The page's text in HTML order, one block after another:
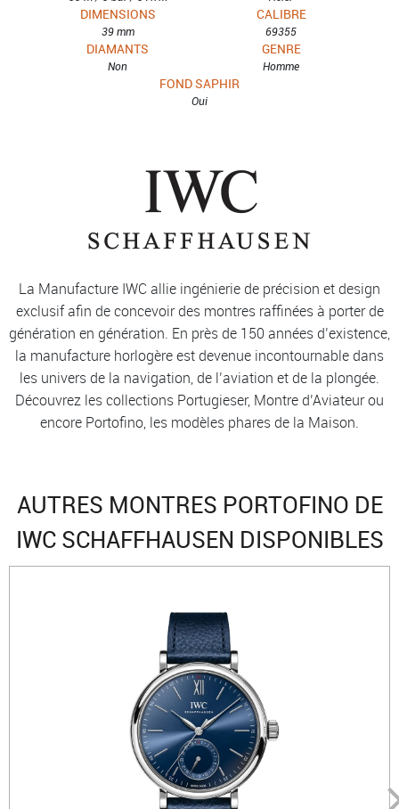
DIMENSIONS
39 mm
CALIBRE
69355
DIAMANTS
Non
GENRE
Homme
FOND SAPHIR
Oui
La Manufacture IWC allie ingénierie de précision et design
exclusif afin de concevoir des montres raffinées à porter de
génération en génération. En près de 150 années d’existence,
la manufacture horlogère est devenue incontournable dans
les univers de la navigation, de l’aviation et de la plongée.
Découvrez les collections Portugieser, Montre d’Aviateur ou
encore Portofino, les modèles phares de la Maison.
AUTRES MONTRES PORTOFINO DE
IWC SCHAFFHAUSEN DISPONIBLES